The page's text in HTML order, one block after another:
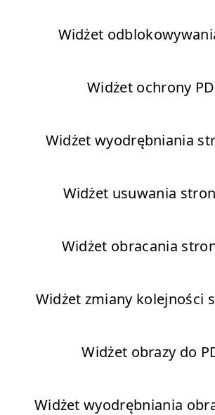
Widżet
Widżet ochrony
Widżet wyodrębniania
Widżet usuwania
Widżet obracania
Widżet zmiany kolejności
Widżet obrazy do
Widżet wyodrębniania